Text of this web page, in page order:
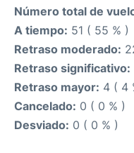
Número total de
A tiempo: 51 ( 55 % )
Retraso moderado:
Retraso significativo:
Retraso mayor: 4 ( 4
Cancelado: 0 ( 0 % )
Desviado: 0 ( 0 % )